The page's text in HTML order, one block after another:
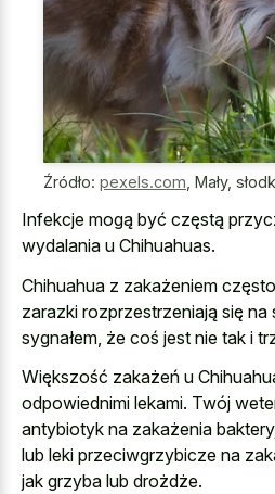
Źródło: pexels.com Mały,
Infekcje mogą być częstą
wydalania u Chihuahuas.
Chihuahua z zakażeniem
zarazki rozprzestrzeniają się
sygnałem, że coś jest nie tak i
Większość zakażeń u
odpowiednimi lekami. Twój
antybiotyk na zakażenia
lub leki przeciwgrzybicze na
jak grzyba lub drożdże.